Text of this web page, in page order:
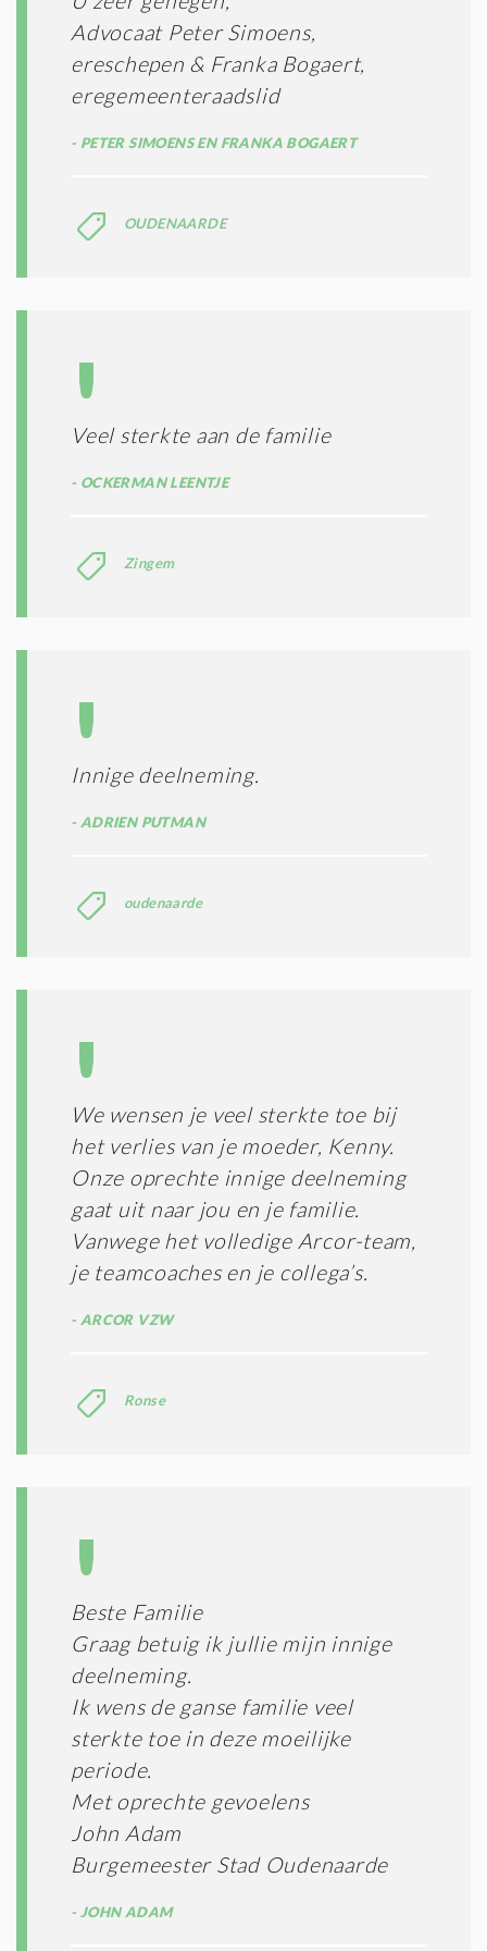
Advocaat Peter Simoens,
ereschepen & Franka Bogaert,
eregemeenteraadslid
PETER SIMOENS EN FRANKA BOGAERT
OUDENAARDE
Veel sterkte aan de familie
OCKERMAN LEENTJE
Zingem
Innige deelneming.
ADRIEN PUTMAN
oudenaarde
We wensen je veel sterkte toe bij
het verlies van je moeder, Kenny.
Onze oprechte innige deelneming
gaat uit naar jou en je familie.
Vanwege het volledige Arcor-team,
je teamcoaches en je collega’s.
ARCOR VZW
Ronse
Beste Familie
Graag betuig ik jullie mijn innige
deelneming.
Ik wens de ganse familie veel
sterkte toe in deze moeilijke
periode.
Met oprechte gevoelens
John Adam
Burgemeester Stad Oudenaarde
JOHN ADAM